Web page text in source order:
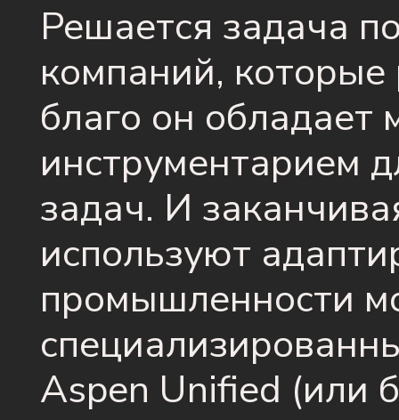
Решается задача
компаний,
благо он
инструментарием
задач. И
используют
промышленности
Aspen Unified (или